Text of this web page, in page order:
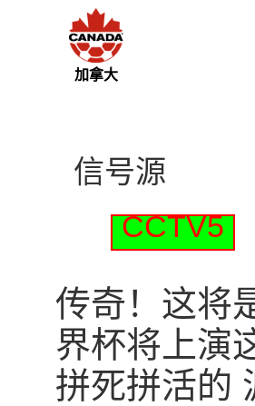
加拿大
信号源
CCTV5
传奇！这将
界杯将上演
拼死拼活的